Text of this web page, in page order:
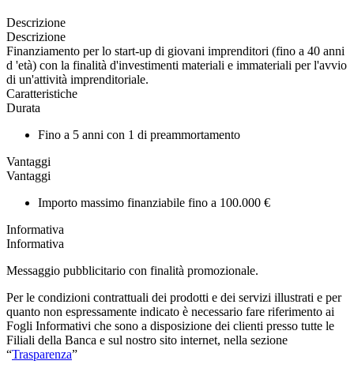
Descrizione
Descrizione
Finanziamento per lo start-up di giovani imprenditori (fino a 40 anni
d 'età) con la finalità d'investimenti materiali e immateriali per l'avvio
di un'attività imprenditoriale.
Caratteristiche
Durata
Fino a 5 anni con 1 di preammortamento
Vantaggi
Vantaggi
Importo massimo finanziabile fino a 100.000 €
Informativa
Informativa
Messaggio pubblicitario con finalità promozionale.
Per le condizioni contrattuali dei prodotti e dei servizi illustrati e per
quanto non espressamente indicato è necessario fare riferimento ai
Fogli Informativi che sono a disposizione dei clienti presso tutte le
Filiali della Banca e sul nostro sito internet, nella sezione
“Trasparenza”